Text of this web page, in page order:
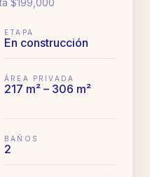
ETAPA
En construcción
ÁREA PRIVADA
217 m² – 306 m²
BAÑOS
2